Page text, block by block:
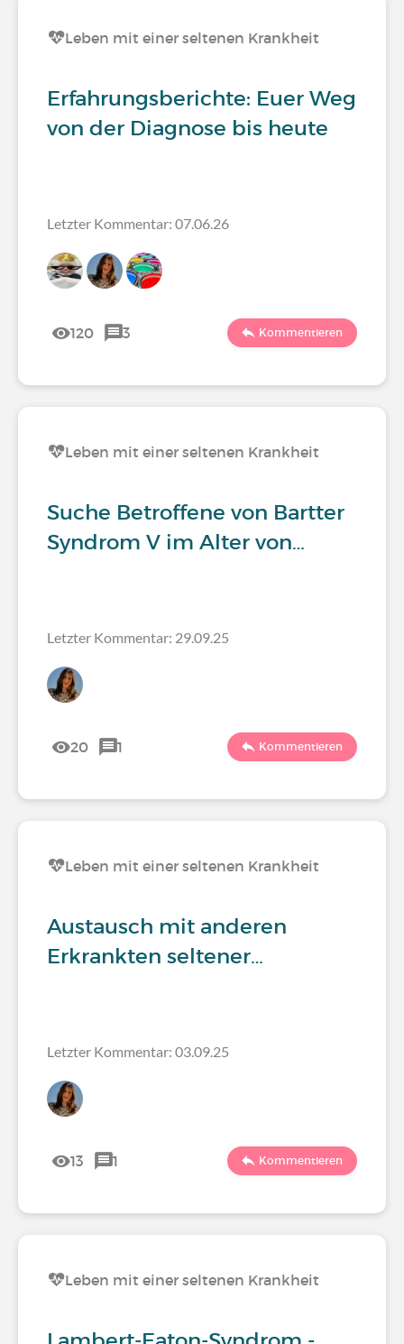
Leben mit einer seltenen Krankheit
Erfahrungsberichte: Euer Weg
von der Diagnose bis heute
Letzter Kommentar: 07.06.26
120 3 Kommentieren
Leben mit einer seltenen Krankheit
Suche Betroffene von Bartter
Syndrom V im Alter von…
Letzter Kommentar: 29.09.25
20 1 Kommentieren
Leben mit einer seltenen Krankheit
Austausch mit anderen
Erkrankten seltener…
Letzter Kommentar: 03.09.25
13 1 Kommentieren
Leben mit einer seltenen Krankheit